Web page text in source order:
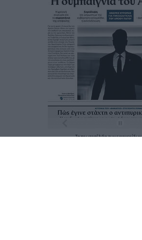
Ταπρωτοσέλιδατωνεφημερίδων